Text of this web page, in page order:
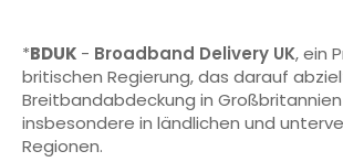
*BDUK - Broadband Delivery UK, ein
britischen Regierung, das darauf
Breitbandabdeckung in
insbesondere in ländlichen und
Regionen.